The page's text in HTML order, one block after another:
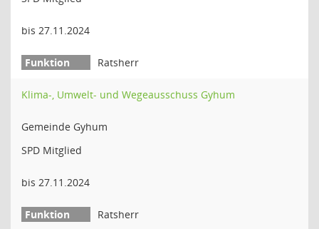
bis 27.11.2024
Ratsherr
Klima-, Umwelt- und Wegeausschuss Gyhum
Gemeinde Gyhum
SPD Mitglied
bis 27.11.2024
Ratsherr